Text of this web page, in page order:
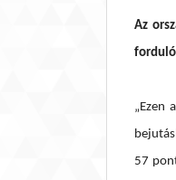
Az
„Ezen
57